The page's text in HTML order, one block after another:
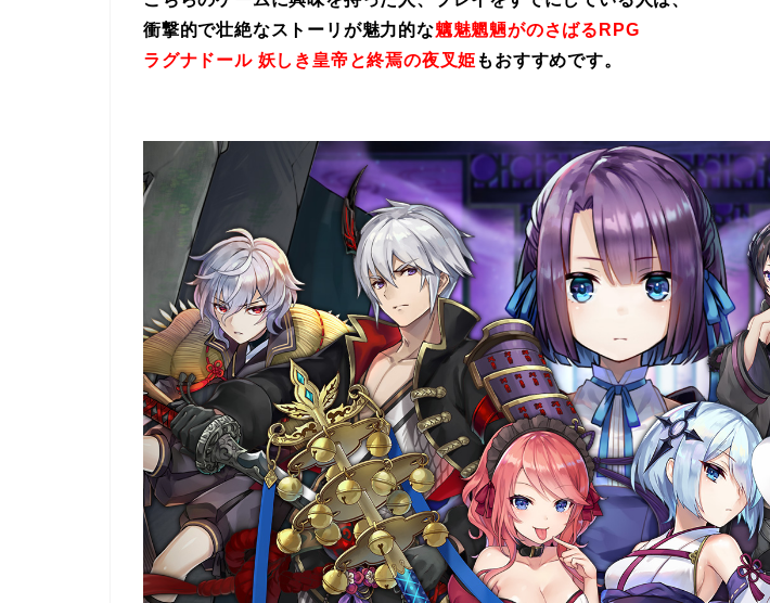
衝撃的で壮絶なストーリが魅力的な魑魅魍魎がのさばるRPG
ラグナドール 妖しき皇帝と終焉の夜叉姫 もおすすめです。